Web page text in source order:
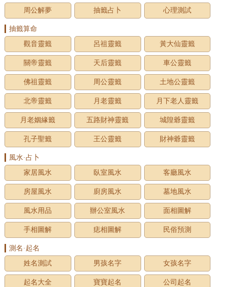
周公解夢
抽籤占卜 心理測試
抽籤算命
觀音靈籤
呂祖靈籤 黃大仙靈籤
關帝靈籤 天后靈籤 車公靈籤
佛祖靈籤 周公靈籤 土地公靈籤
北帝靈籤 月老靈籤 月下老人靈籤
月老姻緣籤 五路財神靈籤 城隍爺靈籤
孔子聖籤 王公靈籤 財神爺靈籤
風水·占卜
家居風水
臥室風水 客廳風水
房屋風水 廚房風水 墓地風水
風水用品 辦公室風水 面相圖解
手相圖解 痣相圖解 民俗預測
測名·起名
姓名測試
男孩名字 女孩名字
起名大全 寶寶起名 公司起名